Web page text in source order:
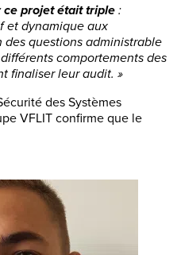
ce projet était triple:
et dynamique aux
questions administrable
comportements des
finaliser leur audit. »
des Systèmes
VFLIT confirme que le